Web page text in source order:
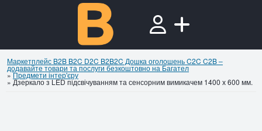
Маркетплейс B2B B2C D2C B2B2C Дошка оголошень C2C C2B –
додавайте товари та послуги безкоштовно на Багател
»Предмети інтер'єру
» Дзеркало з LED підсвічуванням та сенсорним вимикачем 1400 х 600 мм.